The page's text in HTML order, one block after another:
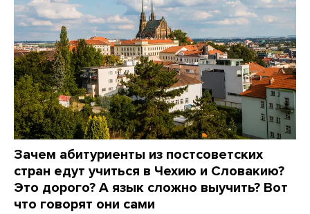
Зачем абитуриенты из постсоветских
стран едут учиться в Чехию и Словакию?
Это дорого? А язык сложно выучить? Вот
что говорят они сами